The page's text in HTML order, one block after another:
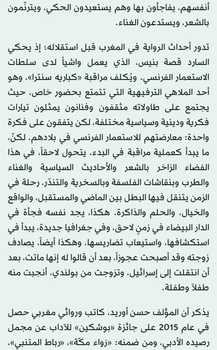
أنفسهم، يفاجأون بها وهم يستعيدون الحكي، ويترنّمون
بالشعر، ويستدعون الغناء.
تدور أحداث الرواية في المغرب قبل استقلاله؛ إذ يحكي
السارد قصة بنيس، الذي يعمل واشياً لدى سلطات
الاستعمار الفرنسي. ويُكلف مراقبة «كباريه سنترا»، وهو
أحد الملاهي الترفيهية التي تتمتع بحضور خاص، حيث
يجتمع على طاولاته مثقفون وفنانون يمثلون تيارات
فكرية ودينية وسياسية مختلفة، لكن يتفقون على فكرة
واحدة: معارضتهم للاستعمار الفرنسي في بلادهم. لكنّ،
ما يبدأ كعملية مراقبة في البدء، يتحول لاحقاً، في هذا
الفضاء الزاخر بالشعر والأحاديث السياسية والغناء
والطرب وبنقاشات الفلسفة وبالسخرية والتندّر، رحلة في
الزمن يتنقل فيها البطل بين الماضي والمستقبل، والواقع
والخيال، والحلم والذاكرة. هكذا، يجد نفسه فجأة في
الدار البيضاء في زمنٍ لاحق، وفي جغرافيا جديدة، يبدأ في
استكشافها، واستيعاب تضاريسها. وهكذا أيضاً، يصادف
زوجته وقد أصبحت عجوزاً، بعد أن قالوا له إنها ماتت، بعد
أن انتقلت إلى إسرائيل، وتزوجت من بولندي، أنجبت منه
طفلاً وطفلة.
يذكر أن المؤلف حسن أوريد، كاتب وروائي مغربي حصل
في عام 2015 على جائزة «بوشكين» للآداب عن مجمل
رصيده الأدبي، ومن ضمنه: «رَواء مكّة»، «رباط المتنبي»،